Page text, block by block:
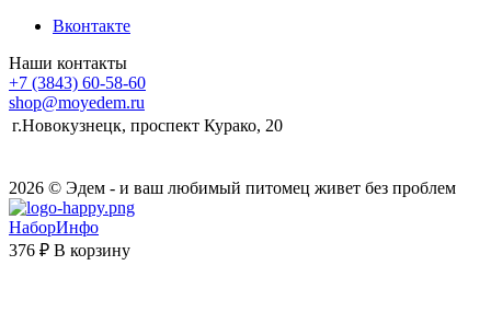
Вконтакте
Наши контакты
+7 (3843) 60-58-60
shop@moyedem.ru
г.Новокузнецк, проспект Курако, 20
2026 © Эдем - и ваш любимый питомец живет без проблем
НаборИнфо
376 ₽ В корзину